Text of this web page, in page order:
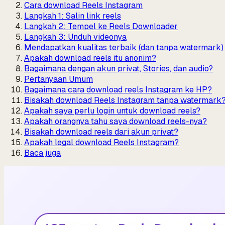
Cara download Reels Instagram
Langkah 1: Salin link reels
Langkah 2: Tempel ke Reels Downloader
Langkah 3: Unduh videonya
Mendapatkan kualitas terbaik (dan tanpa watermark)
Apakah download reels itu anonim?
Bagaimana dengan akun privat, Stories, dan audio?
Pertanyaan Umum
Bagaimana cara download reels Instagram ke HP?
Bisakah download Reels Instagram tanpa
Apakah saya perlu login untuk download reels?
Apakah orangnya tahu saya download reels-nya?
Bisakah download reels dari akun privat?
Apakah legal download Reels Instagram?
Baca juga